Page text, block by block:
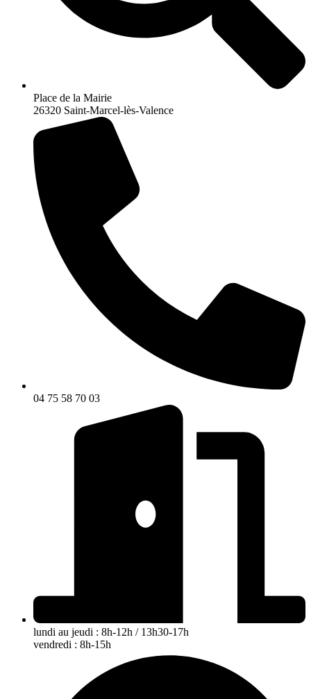
Place de la Mairie
26320 Saint-Marcel-lès-Valence
04 75 58 70 03
lundi au jeudi : 8h-12h / 13h30-17h
vendredi : 8h-15h